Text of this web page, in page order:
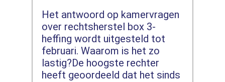
Het antwoord op kamervragen
over rechtsherstel box 3-
heffing wordt uitgesteld tot
februari. Waarom is het zo
lastig?De hoogste rechter
heeft geoordeeld dat het sinds